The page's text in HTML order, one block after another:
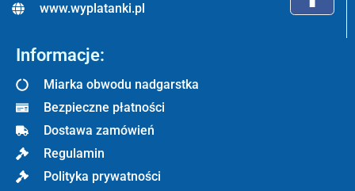
www.wyplatanki.pl
Informacje:
Miarka obwodu nadgarstka
Bezpieczne płatności
Dostawa zamówień
Regulamin
Polityka prywatności